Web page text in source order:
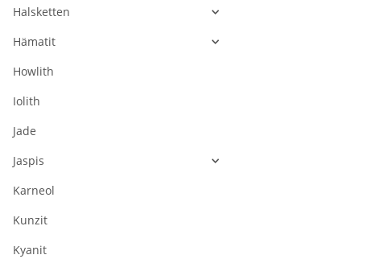
Halsketten
Hämatit
Howlith
Iolith
Jade
Jaspis
Karneol
Kunzit
Kyanit